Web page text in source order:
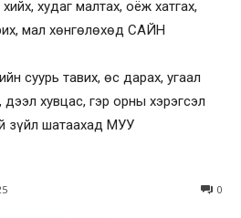
худаг малтах, оёж хатгах,
мал хөнгөлөхөд САЙН
суурь тавих, өс дарах, угаал
хувцас, гэр орны хэрэгсэл
зүйл шатаахад МУУ
0